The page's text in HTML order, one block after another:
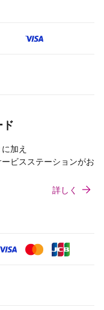
ド
加え
ビスステーションがお
詳しく